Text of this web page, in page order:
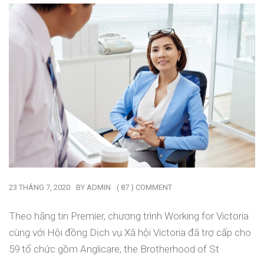
23 THÁNG 7, 2020 BY ADMIN ( 87 ) COMMENT
Theo hãng tin Premier, chương trình Working for Victoria
cùng với Hội đồng Dịch vụ Xã hội Victoria đã trợ cấp cho
59 tổ chức gồm Anglicare, the Brotherhood of St